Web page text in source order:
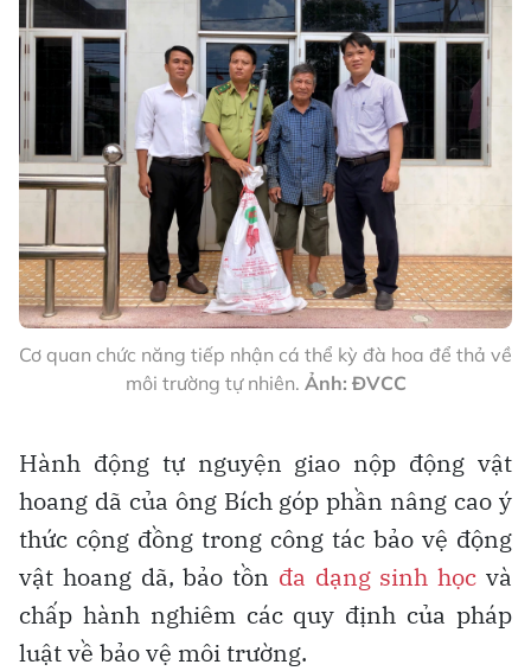
Cơ quan chức năng tiếp nhận cá thể kỳ đà hoa để thả về
môi trường tự nhiên. Ảnh: ĐVCC
Hành động tự nguyện giao nộp động vật
hoang dã của ông Bích góp phần nâng cao ý
thức cộng đồng trong công tác bảo vệ động
vật hoang dã, bảo tồn đa dạng sinh học và
chấp hành nghiêm các quy định của pháp
luật về bảo vệ môi trường.